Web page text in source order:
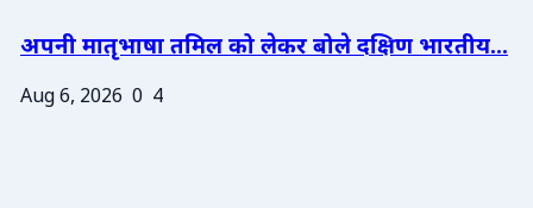
अपनी मातृभाषा तमिल को लेकर बोले दक्षिण भारतीय...
Aug 6, 2026 0 4